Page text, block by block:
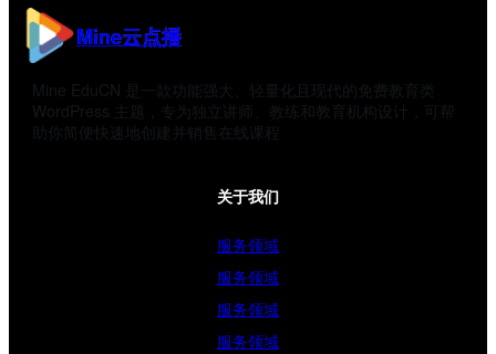
Mine云点播
Mine EduCN 是一款功能强大、轻量化且现代的免费教育类
WordPress 主题，专为独立讲师、教练和教育机构设计，可帮
助你简便快速地创建并销售在线课程
关于我们
服务领域
服务领域
服务领域
服务领域